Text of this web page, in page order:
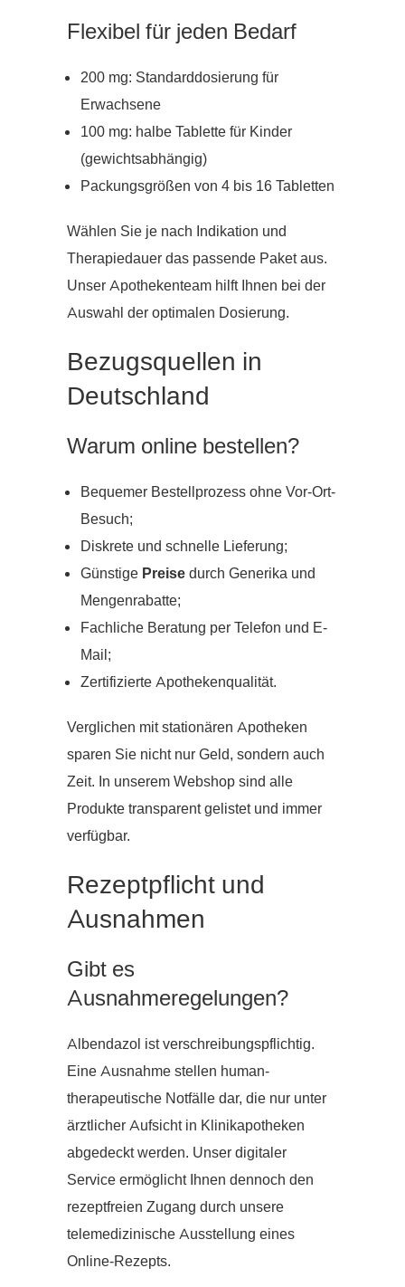
Flexibel für jeden Bedarf
200 mg: Standarddosierung für
Erwachsene
100 mg: halbe Tablette für Kinder
(gewichtsabhängig)
Packungsgrößen von 4 bis 16 Tabletten
Wählen Sie je nach Indikation und
Therapiedauer das passende Paket aus.
Unser Apothekenteam hilft Ihnen bei der
Auswahl der optimalen Dosierung.
Bezugsquellen in
Deutschland
Warum online bestellen?
Bequemer Bestellprozess ohne Vor-Ort-
Besuch;
Diskrete und schnelle Lieferung;
Günstige Preisedurch Generika und
Mengenrabatte;
Fachliche Beratung per Telefon und E-
Mail;
Zertifizierte Apothekenqualität.
Verglichen mit stationären Apotheken
sparen Sie nicht nur Geld, sondern auch
Zeit. In unserem Webshop sind alle
Produkte transparent gelistet und immer
verfügbar.
Rezeptpflicht und
Ausnahmen
Gibt es
Ausnahmeregelungen?
Albendazol ist verschreibungspflichtig.
Eine Ausnahme stellen human-
therapeutische Notfälle dar, die nur unter
ärztlicher Aufsicht in Klinikapotheken
abgedeckt werden. Unser digitaler
Service ermöglicht Ihnen dennoch den
rezeptfreien Zugang durch unsere
telemedizinische Ausstellung eines
Online-Rezepts.